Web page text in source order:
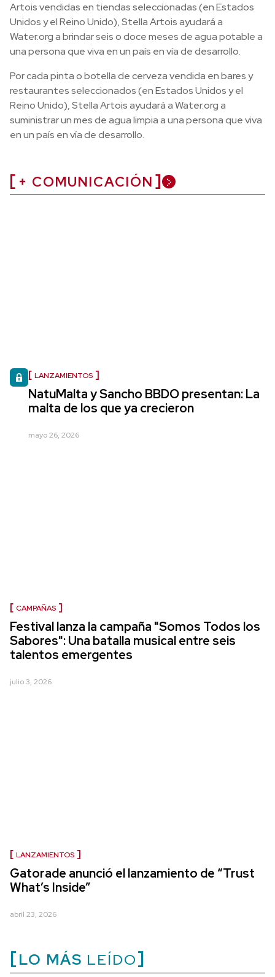
Artois vendidas en tiendas seleccionadas (en Estados
Unidos y el Reino Unido), Stella Artois ayudará a
Water.org a brindar seis o doce meses de agua potable a
una persona que viva en un país en vía de desarrollo.
Por cada pinta o botella de cerveza vendida en bares y
restaurantes seleccionados (en Estados Unidos y el
Reino Unido), Stella Artois ayudará a Water.org a
suministrar un mes de agua limpia a una persona que viva
en un país en vía de desarrollo.
+ COMUNICACIÓN
LANZAMIENTOS
NatuMalta y Sancho BBDO presentan: La
malta de los que ya crecieron
mayo 26, 2026
CAMPAÑAS
Festival lanza la campaña "Somos Todos los
Sabores": Una batalla musical entre seis
talentos emergentes
julio 3, 2026
LANZAMIENTOS
Gatorade anunció el lanzamiento de “Trust
What’s Inside”
abril 23, 2026
LO MÁS LEÍDO